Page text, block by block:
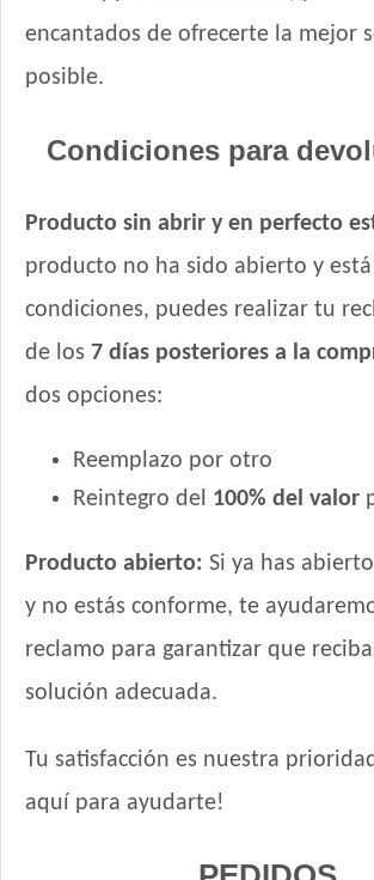
encantados de ofrecerte la mejor
posible.
Condiciones para
Producto sin abrir y en perfecto
producto no ha sido abierto y
condiciones, puedes realizar tu
de los 7 días posteriores a la
dos opciones:
Reemplazo por otro
Reintegro del 100% del valor
Producto abierto: Si ya has
y no estás conforme, te
reclamo para garantizar que
solución adecuada.
Tu satisfacción es nuestra
aquí para ayudarte!